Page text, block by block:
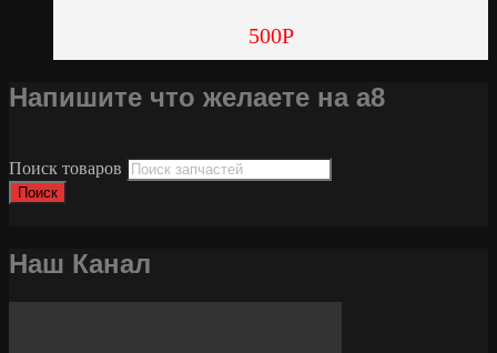
500Р
Напишите что желаете на а8
Поиск товаров
Поиск
Наш Канал